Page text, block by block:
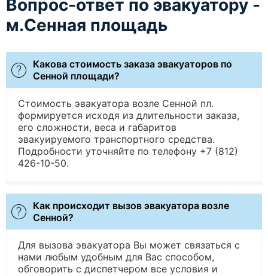
Вопрос-ответ по эвакуатору -
м.Сенная площадь
Какова стоимость заказа эвакуаторов по
Сенной площади?
Стоимость эвакуатора возле Сенной пл.
формируется исходя из длительности заказа,
его сложности, веса и габаритов
эвакуируемого транспортного средства.
Подробности уточняйте по телефону +7 (812)
426-10-50.
Как происходит вызов эвакуатора возле
Сенной?
Для вызова эвакуатора Вы может связаться с
нами любым удобным для Вас способом,
обговорить с диспетчером все условия и